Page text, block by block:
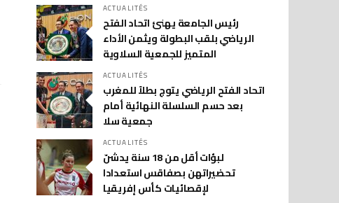
ACTUALITÉS
رئيس الجامعة يهنئ اتحاد الفتح
الرياضي بلقب البطولة ويثمن الأداء
المتميز للجمعية السلاوية
ACTUALITÉS
اتحاد الفتح الرياضي يتوج بطلاً للمغرب
بعد حسم السلسلة النهائية أمام
جمعية سلا
ACTUALITÉS
لبؤات أقل من 18 سنة يدشنّ
تحضيراتهن بصفاقس استعدادا
لإقصائيات كأس إفريقيا